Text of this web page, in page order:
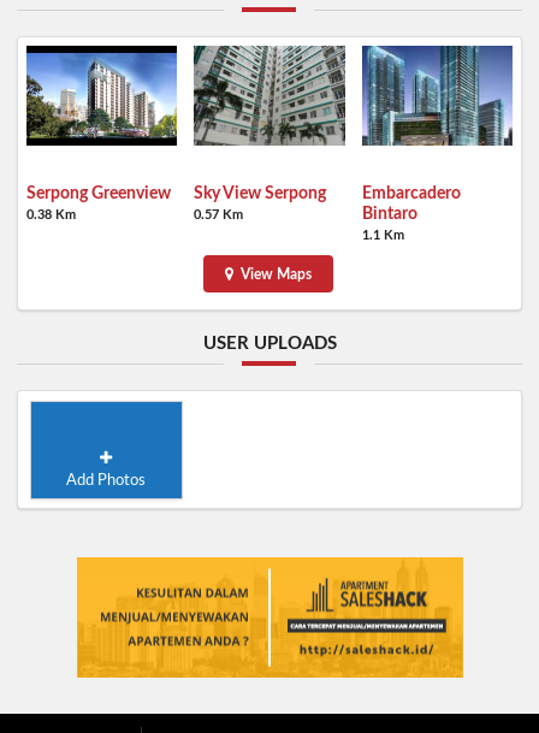
Serpong Greenview
0.38 Km
Sky View Serpong
0.57 Km
Embarcadero
Bintaro
1.1 Km
View Maps
USER UPLOADS
Add Photos